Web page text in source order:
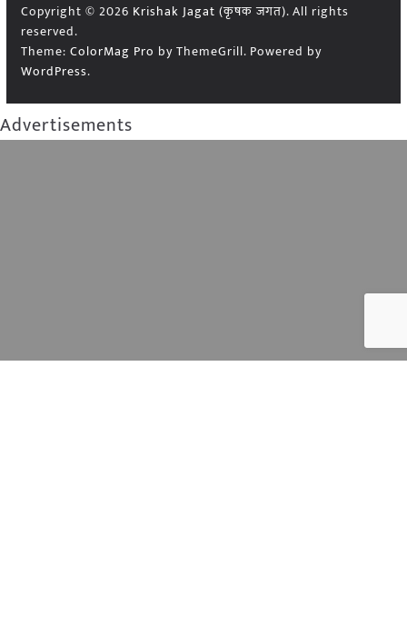
Copyright © 2026 Krishak Jagat (कृषक जगत). All rights
reserved.
Theme: ColorMag Pro by ThemeGrill. Powered by
WordPress.
Advertisements